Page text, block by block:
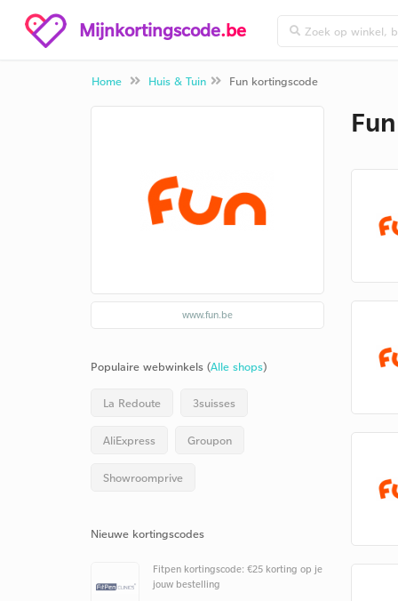
Mijnkortingscode.be
Home Huis & Tuin Fun kortingscode
www.fun.be
Populaire webwinkels (Alle shops)
La Redoute 3suisses
AliExpress Groupon
Showroomprive
Nieuwe kortingscodes
Fitpen kortingscode: €25 korting op je
jouw bestelling